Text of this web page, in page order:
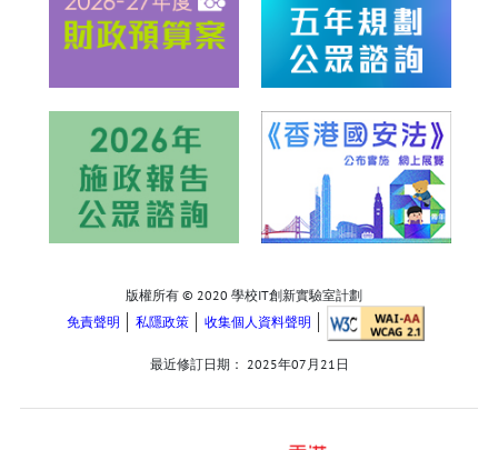
版權所有 © 2020 學校IT創新實驗室計劃
免責聲明
私隱政策 收集個人資料聲明
最近修訂日期： 2025年07月21日